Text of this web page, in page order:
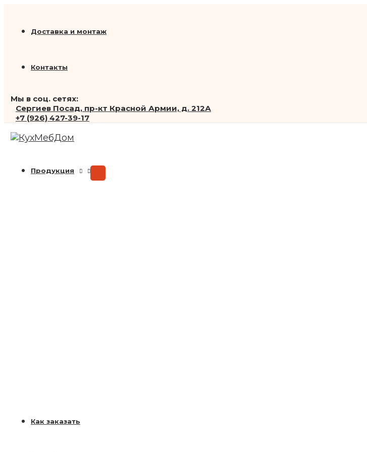
содержимому
Доставка и монтаж
Контакты
Мы в соц. сетях:
Сергиев Посад, пр-кт Красной Армии, д. 212А
+7 (926) 427-39-17
Продукция
Как заказать
55
000 ₽.